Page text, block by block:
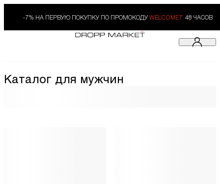
-7% НА ПЕРВУЮ ПОКУПКУ ПО ПРОМОКОДУ WELCOME7. 48 ЧАСОВ
Каталог для мужчин